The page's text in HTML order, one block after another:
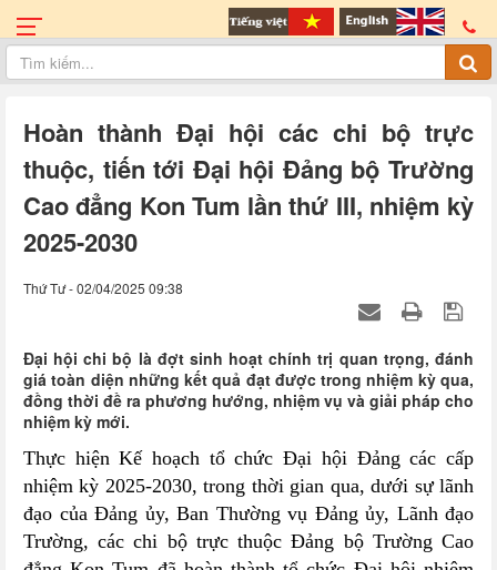
Hoàn thành Đại hội các chi bộ trực
thuộc, tiến tới Đại hội Đảng bộ Trường
Cao đẳng Kon Tum lần thứ III, nhiệm kỳ
2025-2030
Thứ Tư - 02/04/2025 09:38
Đại hội chi bộ là đợt sinh hoạt chính trị quan trọng, đánh
giá toàn diện những kết quả đạt được trong nhiệm kỳ qua,
đồng thời đề ra phương hướng, nhiệm vụ và giải pháp cho
nhiệm kỳ mới.
Thực hiện Kế hoạch tổ chức Đại hội Đảng các cấp
nhiệm kỳ 2025-2030, trong thời gian qua, dưới sự lãnh
đạo của Đảng ủy, Ban Thường vụ Đảng ủy, Lãnh đạo
Trường, các chi bộ trực thuộc Đảng bộ Trường Cao